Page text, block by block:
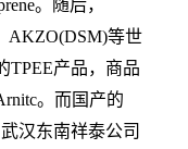
。随后，
AKZO(DSM)等世
TPEE产品，商品
。而国产的
汉东南祥泰公司